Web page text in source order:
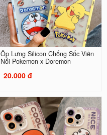
Ốp Lưng Silicon Chống Sốc Viền
Nổi Pokemon x Doremon
20.000 đ